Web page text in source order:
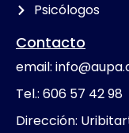
Psicólogos
Contacto
email:
Tel.: 606 57 42 98
Dirección: